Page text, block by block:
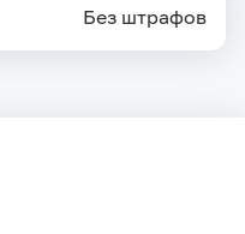
Без штрафов